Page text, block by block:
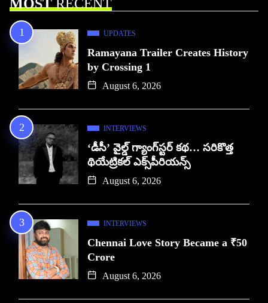
MOSTRECENT
UPDATES
Ramayana Trailer Creates History
by Crossing 1
August 6, 2026
INTERVIEWS
‘డీసీ’ వైల్డ్ గ్యాంగ్‌స్టర్ కథ… సరికొత్త
థియేట్రికల్ ఎక్స్‌పీరియన్స్
August 6, 2026
INTERVIEWS
Chennai Love Story Became a ₹50
Crore
August 6, 2026